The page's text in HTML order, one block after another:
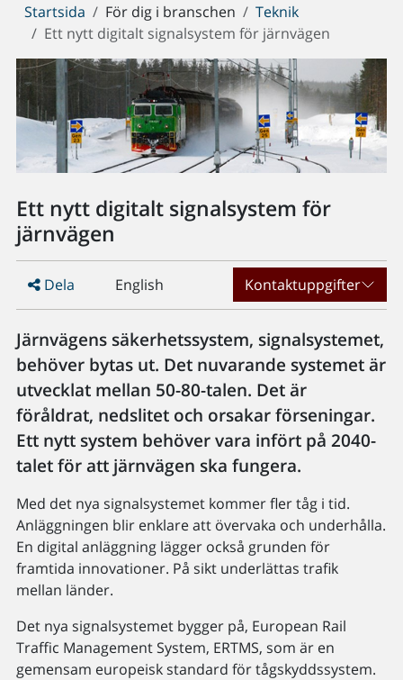
Du
är
här:
Startsida För dig i branschen
Teknik
Ett nytt digitalt signalsystem för järnvägen
Ett nytt digitalt signalsystem för
järnvägen
Dela English Kontaktuppgifter
Järnvägens säkerhetssystem, signalsystemet,
behöver bytas ut. Det nuvarande systemet är
utvecklat mellan 50-80-talen. Det är
föråldrat, nedslitet och orsakar förseningar.
Ett nytt system behöver vara infört på 2040-
talet för att järnvägen ska fungera.
Med det nya signalsystemet kommer fler tåg i tid.
Anläggningen blir enklare att övervaka och underhålla.
En digital anläggning lägger också grunden för
framtida innovationer. På sikt underlättas trafik
mellan länder.
Det nya signalsystemet bygger på, European Rail
Traffic Management System, ERTMS, som är en
gemensam europeisk standard för tågskyddssystem.